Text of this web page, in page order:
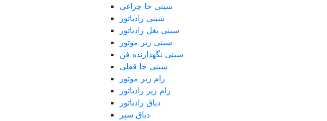
سینی جا چراغی
سینی رادیاتور
سینی بغل رادیاتور
سینی زیر موتور
سینی نگهدارنده فن
سینی جا قفلی
رام زیر موتور
رام زیر رادیاتور
دیاق رادیاتور
دیاق سپر